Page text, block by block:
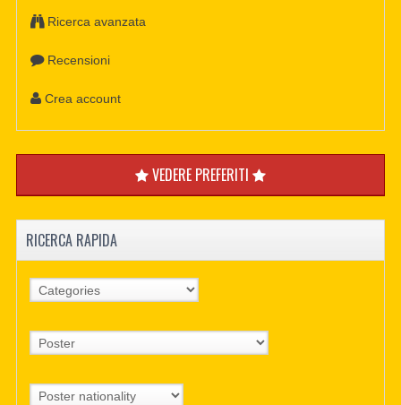
Ricerca avanzata
Recensioni
Crea account
VEDERE PREFERITI
RICERCA RAPIDA